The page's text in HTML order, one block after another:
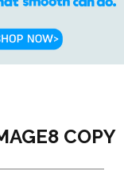
COPY